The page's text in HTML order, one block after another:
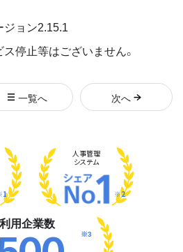
ョン2.15.1
停止等はございません。
一覧へ 次へ
人事管理
システム
※2
利用企業数
※3